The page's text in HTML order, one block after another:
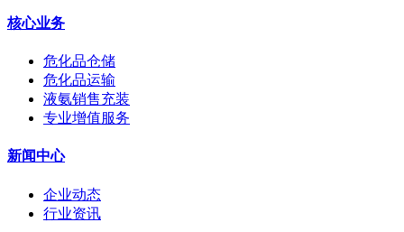
核心业务
危化品仓储
危化品运输
液氨销售充装
专业增值服务
新闻中心
企业动态
行业资讯